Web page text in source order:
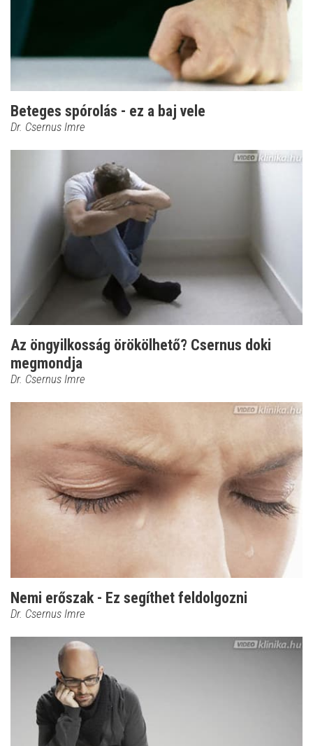
Beteges spórolás - ez a baj vele
Dr. Csernus Imre
Az öngyilkosság örökölhető? Csernus doki
megmondja
Dr. Csernus Imre
Nemi erőszak - Ez segíthet feldolgozni
Dr. Csernus Imre